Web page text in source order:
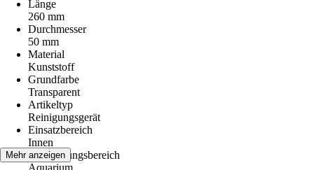
Länge
260 mm
Durchmesser
50 mm
Material
Kunststoff
Grundfarbe
Transparent
Artikeltyp
Reinigungsgerät
Einsatzbereich
Innen
Anwendungsbereich
Aquarium
Mehr anzeigen